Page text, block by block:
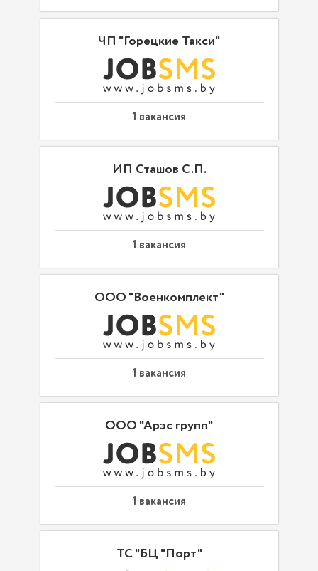
ЧП "Горецкие Такси"
1 вакансия
ИП Сташов С.П.
1 вакансия
ООО "Военкомплект"
1 вакансия
ООО "Арэс групп"
1 вакансия
ТС "БЦ "Порт"